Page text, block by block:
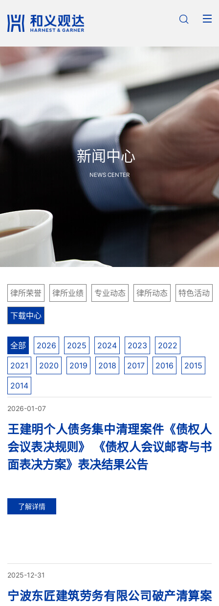

新闻中心
NEWS CENTER
律所荣誉 律所业绩 专业动态 律所动态 特色活动
下载中心
全部 2026 2025 2024 2023 2022
2021 2020 2019 2018 2017 2016 2015
2014
2026-01-07
王建明个人债务集中清理案件《债权人
会议表决规则》 《债权人会议邮寄与书
面表决方案》表决结果公告
了解详情
2025-12-31
宁波东匠建筑劳务有限公司破产清算案